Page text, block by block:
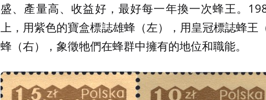
盛、產量高、收益好，最好每一年換一次蜂王。
上，用紫色的寶盒標誌雄蜂（左），用皇冠標誌蜂王
蜂（右），象徵牠們在蜂群中擁有的地位和職能。